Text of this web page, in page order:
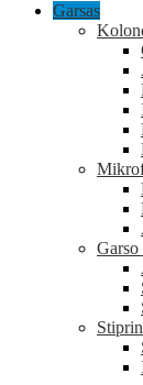
Garsas
Garso